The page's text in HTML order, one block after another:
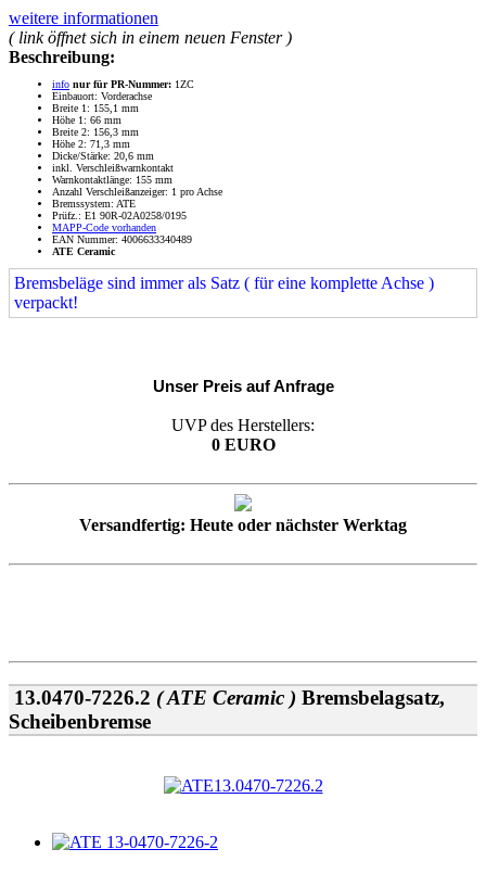
weitere informationen
( link öffnet sich in einem neuen Fenster )
Beschreibung:
info nur für PR-Nummer: 1ZC
Einbauort: Vorderachse
Breite 1: 155,1 mm
Höhe 1: 66 mm
Breite 2: 156,3 mm
Höhe 2: 71,3 mm
Dicke/Stärke: 20,6 mm
inkl. Verschleißwarnkontakt
Warnkontaktlänge: 155 mm
Anzahl Verschleißanzeiger: 1 pro Achse
Bremssystem: ATE
Prüfz.: E1 90R-02A0258/0195
MAPP-Code vorhanden
EAN Nummer: 4006633340489
ATE Ceramic
Bremsbeläge sind immer als Satz ( für eine komplette Achse )
verpackt!
Unser Preis auf Anfrage
UVP des Herstellers:
0 EURO
Versandfertig: Heute oder nächster Werktag
13.0470-7226.2 ( ATE Ceramic ) Bremsbelagsatz,
Scheibenbremse